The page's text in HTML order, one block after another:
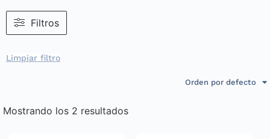
Filtros
Limpiar filtro
Orden por defecto
Mostrando los 2 resultados